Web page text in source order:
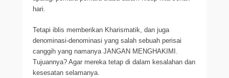
hari.
Tetapi iblis memberikan Kharismatik, dan juga
denominasi-denominasi yang salah sebuah perisai
canggih yang namanya JANGAN MENGHAKIMI.
Tujuannya? Agar mereka tetap di dalam kesalahan dan
kesesatan selamanya.